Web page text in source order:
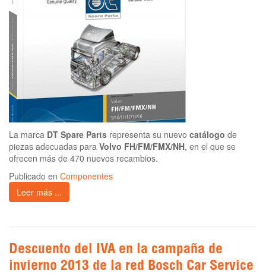
La marca DT Spare Parts representa su nuevo catálogo de
piezas adecuadas para Volvo FH/FM/FMX/NH, en el que se
ofrecen más de 470 nuevos recambios.
Publicado en Componentes
Leer más ...
Descuento del IVA en la campaña de
invierno 2013 de la red Bosch Car Service